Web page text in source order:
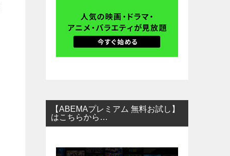
【ABEMAプレミアム 無料お試し】
はこちらから…